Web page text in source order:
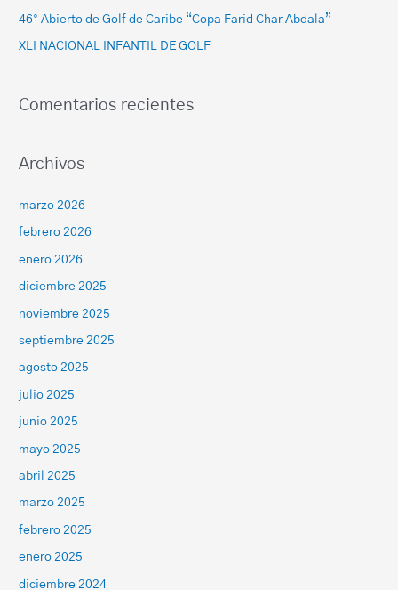
46° Abierto de Golf de Caribe “Copa Farid Char Abdala”
XLI NACIONAL INFANTIL DE GOLF
Comentarios recientes
Archivos
marzo 2026
febrero 2026
enero 2026
diciembre 2025
noviembre 2025
septiembre 2025
agosto 2025
julio 2025
junio 2025
mayo 2025
abril 2025
marzo 2025
febrero 2025
enero 2025
diciembre 2024